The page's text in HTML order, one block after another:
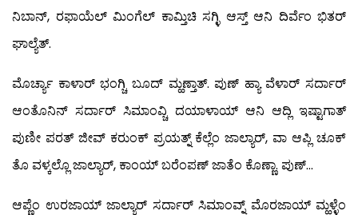
ನಿಬಾನ್, ರಫಾಯೆಲ್ ಮಿಂಗೆಲ್ ಕಾಮ್ತಿಚಿ ಸಗ್ಳಿ ಆಸ್ತ್ ಆನಿ ದಿರ್ವೆಂ ಭಿತರ್
ಘಾಲ್ಯೆತ್.
ಮೊರ್ಚ್ಯಾ ಕಾಳಾರ್ ಭಂಗ್ಚಿ ಬೂದ್ ಮ್ಹಣ್ತಾತ್. ಪುಣ್ ಹ್ಯಾ ವೆಳಾರ್ ಸರ್ದಾರ್
ಆಂತೊನಿನ್ ಸರ್ದಾರ್ ಸಿಮಾಂವ್ಚಿ ದಯಾಳಾಯ್ ಆನಿ ಆದ್ಲಿ ಇಷ್ಟಾಗಾತ್
ಪುಣೀ ಪರತ್ ಜೀವ್ ಕರುಂಕ್ ಪ್ರಯತ್ನ್ ಕೆಲ್ಲೆಂ ಜಾಲ್ಯಾರ್, ವಾ ಆಪ್ಲಿ ಚೂಕ್
ತೊ ವಳ್ಕಲ್ಲೊ ಜಾಲ್ಯಾರ್, ಕಾಂಯ್ ಬರೆಂಪಣ್ ಜಾತೆಂ ಕೊಣ್ಣಾ. ಪುಣ್…
ಆಪ್ಣೆಂ ಉರಜಾಯ್ ಜಾಲ್ಯಾರ್ ಸರ್ದಾರ್ ಸಿಮಾಂವ್ನ್ ಮೊರಜಾಯ್ ಮ್ಹಳ್ಳೆಂ